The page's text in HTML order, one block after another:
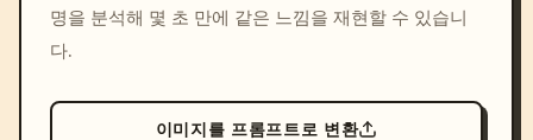
명을 분석해 몇 초 만에 같은 느낌을 재현할 수 있습니
다.
이미지를 프롬프트로 변환